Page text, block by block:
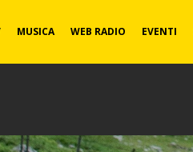
MUSICA WEB RADIO EVENTI